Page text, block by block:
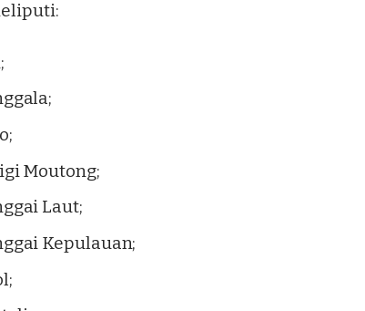
Moutong;
Laut;
Kepulauan;